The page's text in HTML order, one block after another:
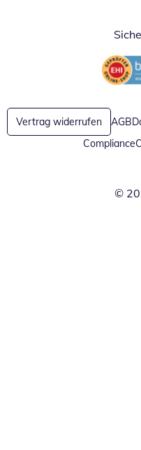
Öffnet
Vertrag widerrufen AGB
Compliance
©